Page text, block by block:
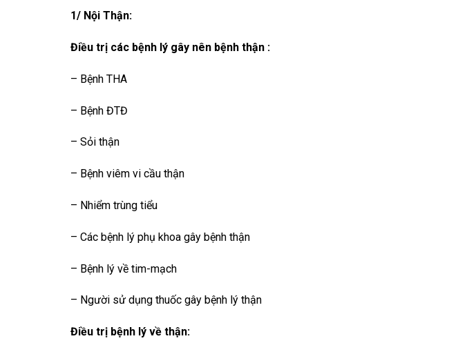
1/ Nội Thận:
Điều trị các bệnh lý gây nên bệnh thận :
– Bệnh THA
– Bệnh ĐTĐ
– Sỏi thận
– Bệnh viêm vi cầu thận
– Nhiểm trùng tiểu
– Các bệnh lý phụ khoa gây bệnh thận
– Bệnh lý về tim-mạch
– Người sử dụng thuốc gây bệnh lý thận
Điều trị bệnh lý về thận: